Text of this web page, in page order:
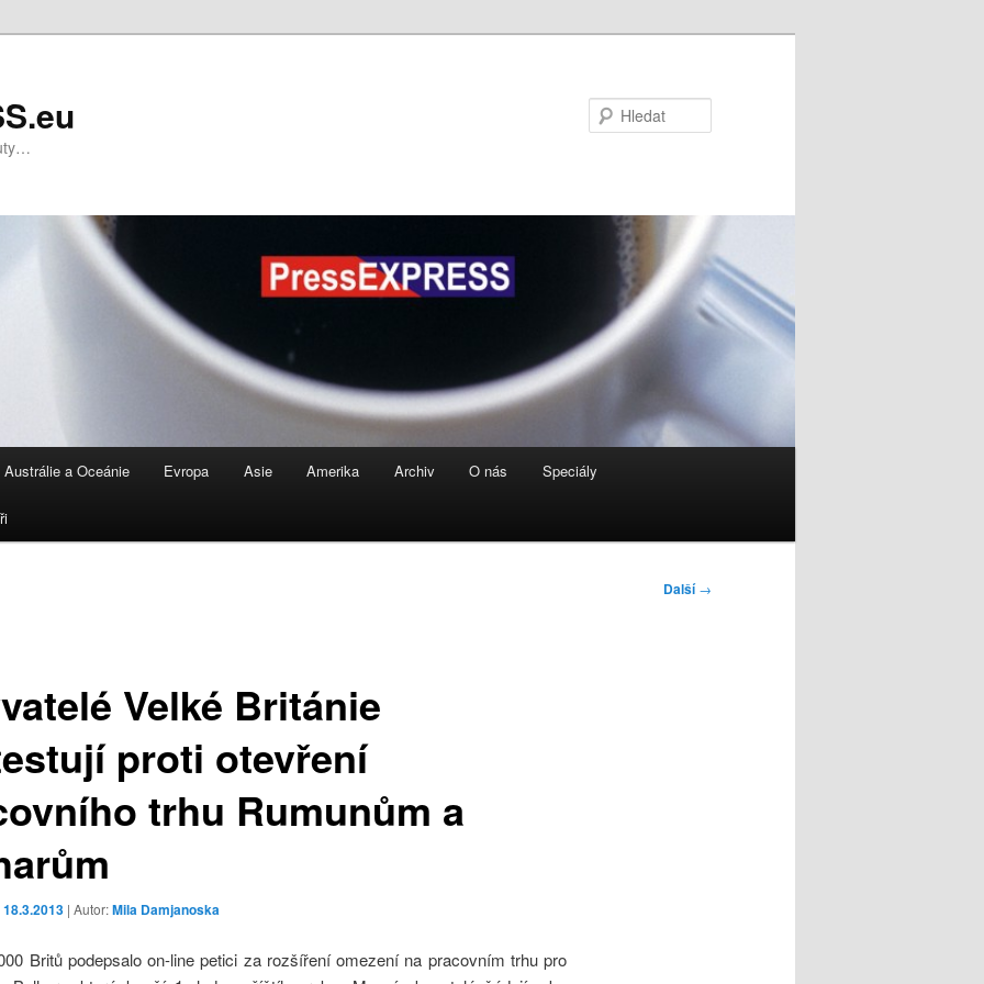
Austrálie a Oceánie Evropa Asie Amerika Archiv O nás Speciály
Další→
Velké Británie
proti otevření
trhu Rumunům a
18.3.2013 | Autor:Mila Damjanoska
Britů podepsalo on-line petici za rozšíření omezení na pracovním trhu pro